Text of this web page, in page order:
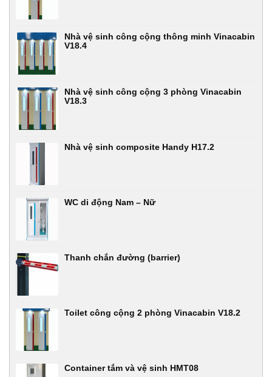
Nhà vệ sinh công cộng thông minh Vinacabin
V18.4
Nhà vệ sinh công cộng 3 phòng Vinacabin
V18.3
Nhà vệ sinh composite Handy H17.2
WC di động Nam – Nữ
Thanh chắn đường (barrier)
Toilet công cộng 2 phòng Vinacabin V18.2
Container tắm và vệ sinh HMT08